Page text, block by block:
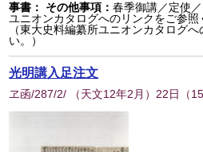
事書： その他事項：春季御講／定使
ユニオンカタログへのリンクをご参照
（東大史料編纂所ユニオンカタログ
い。）
光明講入足注文
ヱ函/287/2/ （天文12年2月）22日 （